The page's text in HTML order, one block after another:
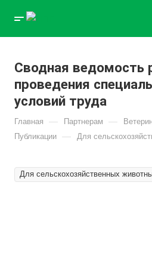
Сводная ведомость
проведения
условий труда
Главная — Партнерам —
Публикации — Для
Для сельскохозяйственных